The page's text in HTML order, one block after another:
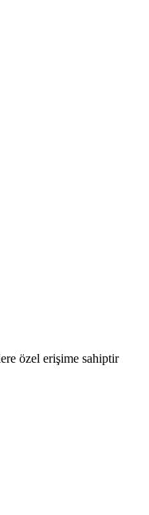
özel erişime sahiptir